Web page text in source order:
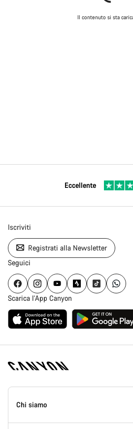
Il contenuto si sta
Eccellente
Iscriviti
Registrati alla Newsletter
Seguici
Scarica l'App Canyon
Piè
Home
Chi siamo